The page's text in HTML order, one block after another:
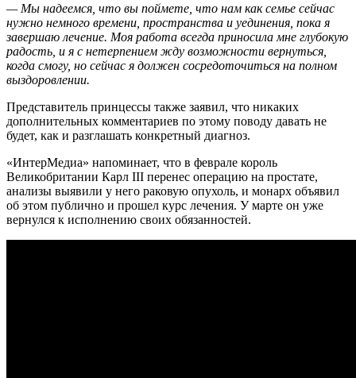
— Мы надеемся, что вы поймете, что нам как семье сейчас
нужно немного времени, пространства и уединения, пока я
завершаю лечение. Моя работа всегда приносила мне глубокую
радость, и я с нетерпением жду возможности вернуться,
когда смогу, но сейчас я должен сосредоточиться на полном
выздоровлении.
Представитель принцессы также заявил, что никаких
дополнительных комментариев по этому поводу давать не
будет, как и разглашать конкретный диагноз.
«ИнтерМедиа» напоминает, что в феврале король
Великобритании Карл III перенес операцию на простате,
анализы выявили у него раковую опухоль, и монарх объявил
об этом публично и прошел курс лечения. У марте он уже
вернулся к исполнению своих обязанностей.